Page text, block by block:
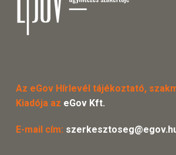
Az eGov Hírlevél tájékoztató,
Kiadója az eGov Kft.
E-mail cím: